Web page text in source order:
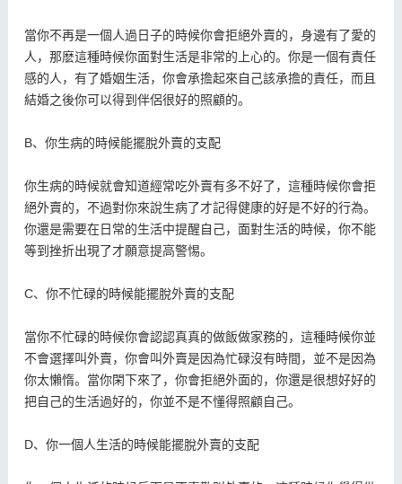
當你不再是一個人過日子的時候你會拒絕外賣的，身邊有了愛的
人，那麽這種時候你面對生活是非常的上心的。你是一個有責任
感的人，有了婚姻生活，你會承擔起來自己該承擔的責任，而且
結婚之後你可以得到伴侶很好的照顧的。
B、你生病的時候能擺脫外賣的支配
你生病的時候就會知道經常吃外賣有多不好了，這種時候你會拒
絕外賣的，不過對你來說生病了才記得健康的好是不好的行為。
你還是需要在日常的生活中提醒自己，面對生活的時候，你不能
等到挫折出現了才願意提高警惕。
C、你不忙碌的時候能擺脫外賣的支配
當你不忙碌的時候你會認認真真的做飯做家務的，這種時候你並
不會選擇叫外賣，你會叫外賣是因為忙碌沒有時間，並不是因為
你太懶惰。當你閑下來了，你會拒絕外面的，你還是很想好好的
把自己的生活過好的，你並不是不懂得照顧自己。
D、你一個人生活的時候能擺脫外賣的支配